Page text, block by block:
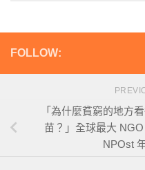
FOLLOW:
「為什麼貧窮的地方
苗？」全球最大
NPOst